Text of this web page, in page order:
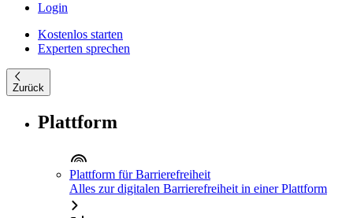
Login
Kostenlos starten
Experten sprechen
Zurück
Plattform
Plattform für Barrierefreiheit
Alles zur digitalen Barrierefreiheit in einer Plattform